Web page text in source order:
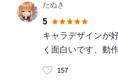
たぬき
5
キャラデザインが
く面白いです、動
157